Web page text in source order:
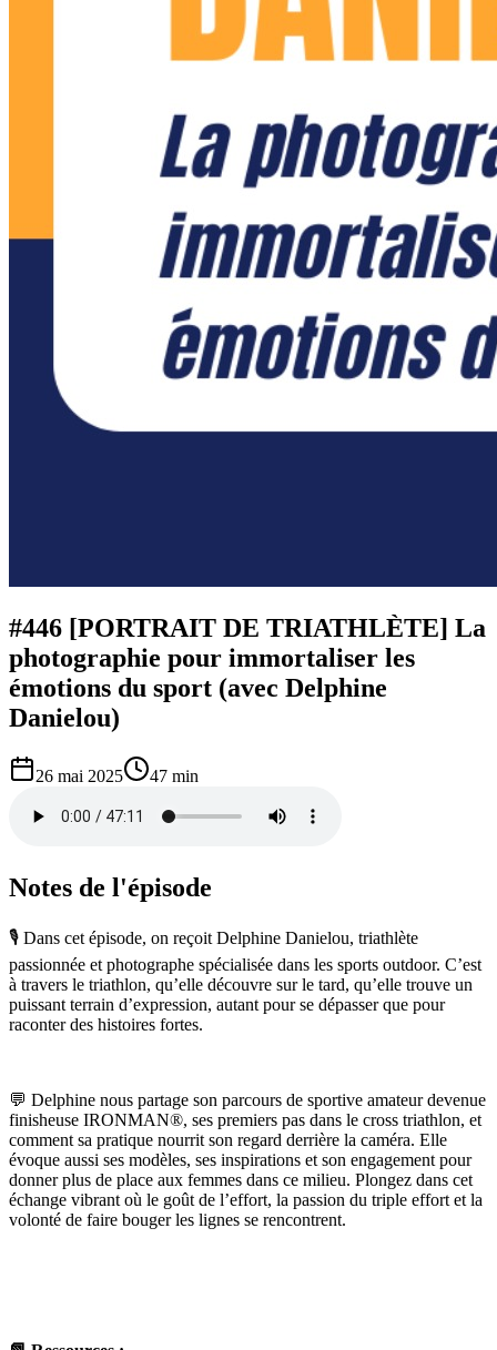
#446 [PORTRAIT DE TRIATHLÈTE] La
photographie pour immortaliser les
émotions du sport (avec Delphine
Danielou)
26 mai 2025 47 min
Notes de l'épisode
🎙️ Dans cet épisode, on reçoit Delphine Danielou, triathlète
passionnée et photographe spécialisée dans les sports outdoor. C’est
à travers le triathlon, qu’elle découvre sur le tard, qu’elle trouve un
puissant terrain d’expression, autant pour se dépasser que pour
raconter des histoires fortes.
💬 Delphine nous partage son parcours de sportive amateur devenue
finisheuse IRONMAN®, ses premiers pas dans le cross triathlon, et
comment sa pratique nourrit son regard derrière la caméra. Elle
évoque aussi ses modèles, ses inspirations et son engagement pour
donner plus de place aux femmes dans ce milieu. Plongez dans cet
échange vibrant où le goût de l’effort, la passion du triple effort et la
volonté de faire bouger les lignes se rencontrent.